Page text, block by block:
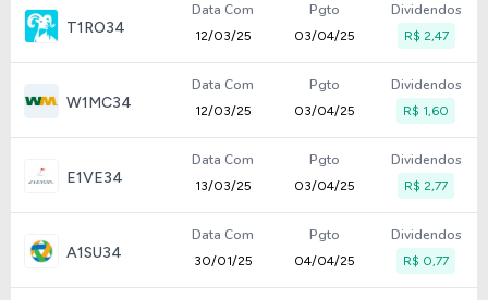
T1RO34
Data Com
12/03/25
Pgto
03/04/25
Dividendos
R$ 2,47
W1MC34
Data Com
12/03/25
Pgto
03/04/25
Dividendos
R$ 1,60
E1VE34
Data Com
13/03/25
Pgto
03/04/25
Dividendos
R$ 2,77
A1SU34
Data Com
30/01/25
Pgto
04/04/25
Dividendos
R$ 0,77